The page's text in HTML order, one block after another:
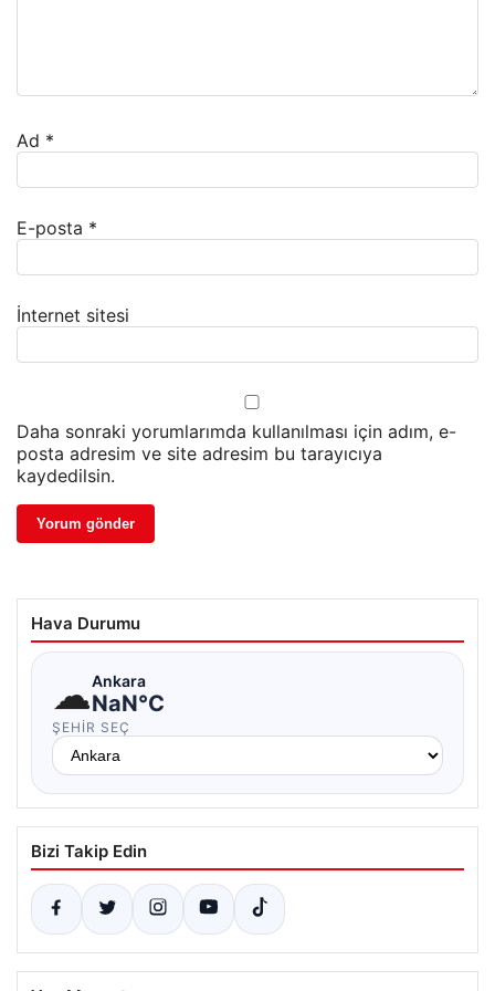
Ad *
E-posta *
İnternet sitesi
Daha sonraki yorumlarımda kullanılması için adım, e-
posta adresim ve site adresim bu tarayıcıya
kaydedilsin.
Hava Durumu
☁Ankara
NaN°C
ŞEHIR SEÇ
Bizi Takip Edin